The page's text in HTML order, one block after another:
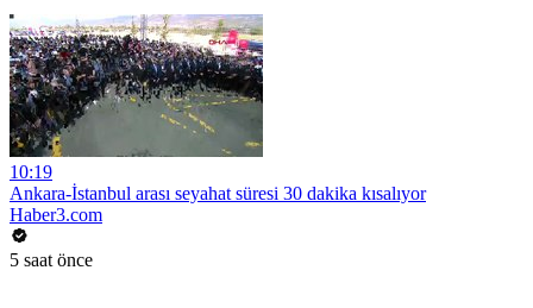
10:19
Ankara-İstanbul arası seyahat süresi 30 dakika kısalıyor
Haber3.com
5 saat önce